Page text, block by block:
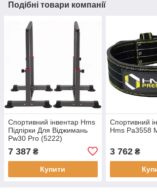
Подібні товари компанії
Спортивний інвентар Hms
Підпірки Для Віджимань
Pw30 Pro (5222)
7 387 ₴
Купити
Спортивний
Hms Pa3558
3 762₴